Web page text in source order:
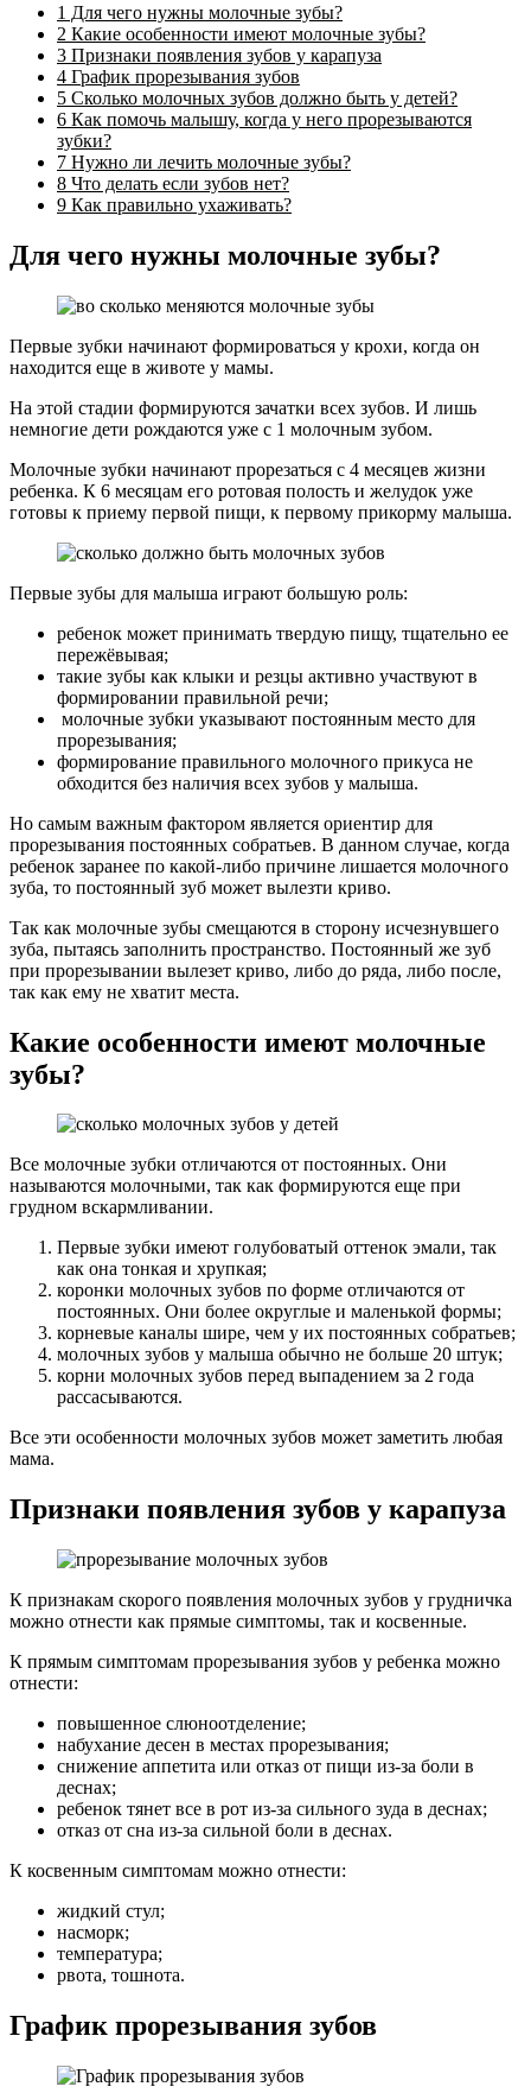
1 Для чего нужны молочные зубы?
2 Какие особенности имеют молочные зубы?
3 Признаки появления зубов у карапуза
4 График прорезывания зубов
5 Сколько молочных зубов должно быть у детей?
6 Как помочь малышу, когда у него прорезываются
зубки?
7 Нужно ли лечить молочные зубы?
8 Что делать если зубов нет?
9 Как правильно ухаживать?
Для чего нужны молочные зубы?
Первые зубки начинают формироваться у крохи, когда он
находится еще в животе у мамы.
На этой стадии формируются зачатки всех зубов. И лишь
немногие дети рождаются уже с 1 молочным зубом.
Молочные зубки начинают прорезаться с 4 месяцев жизни
ребенка. К 6 месяцам его ротовая полость и желудок уже
готовы к приему первой пищи, к первому прикорму малыша.
Первые зубы для малыша играют большую роль:
ребенок может принимать твердую пищу, тщательно ее
пережёвывая;
такие зубы как клыки и резцы активно участвуют в
формировании правильной речи;
молочные зубки указывают постоянным место для
прорезывания;
формирование правильного молочного прикуса не
обходится без наличия всех зубов у малыша.
Но самым важным фактором является ориентир для
прорезывания постоянных собратьев. В данном случае, когда
ребенок заранее по какой-либо причине лишается молочного
зуба, то постоянный зуб может вылезти криво.
Так как молочные зубы смещаются в сторону исчезнувшего
зуба, пытаясь заполнить пространство. Постоянный же зуб
при прорезывании вылезет криво, либо до ряда, либо после,
так как ему не хватит места.
Какие особенности имеют молочные
зубы?
Все молочные зубки отличаются от постоянных. Они
называются молочными, так как формируются еще при
грудном вскармливании.
Первые зубки имеют голубоватый оттенок эмали, так
как она тонкая и хрупкая;
коронки молочных зубов по форме отличаются от
постоянных. Они более округлые и маленькой формы;
корневые каналы шире, чем у их постоянных собратьев;
молочных зубов у малыша обычно не больше 20 штук;
корни молочных зубов перед выпадением за 2 года
рассасываются.
Все эти особенности молочных зубов может заметить любая
мама.
Признаки появления зубов у карапуза
К признакам скорого появления молочных зубов у грудничка
можно отнести как прямые симптомы, так и косвенные.
К прямым симптомам прорезывания зубов у ребенка можно
отнести:
повышенное слюноотделение;
набухание десен в местах прорезывания;
снижение аппетита или отказ от пищи из-за боли в
деснах;
ребенок тянет все в рот из-за сильного зуда в деснах;
отказ от сна из-за сильной боли в деснах.
К косвенным симптомам можно отнести:
жидкий стул;
насморк;
температура;
рвота, тошнота.
График прорезывания зубов